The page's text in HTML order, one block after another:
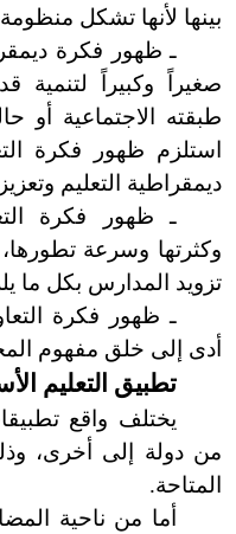
بينها لأنها تشكل
ـ ظهور فكرة
صغيراً وكبيراً لتنمية
طبقته الاجتماعية أو
استلزم ظهور فكرة
ديمقراطية التعليم
ـ ظهور فكرة
وكثرتها وسرعة
تزويد المدارس بكل ما
ـ ظهور فكرة
أدى إلى خلق مفهوم
تطبيق التعليم
يختلف واقع
من دولة إلى أخرى،
المتاحة.
أما من ناحية